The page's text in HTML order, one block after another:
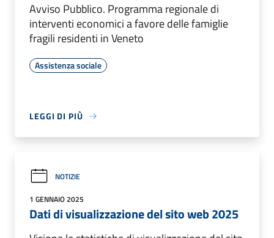
Avviso Pubblico. Programma regionale di
interventi economici a favore delle famiglie
fragili residenti in Veneto
Assistenza sociale
LEGGI DI PIÙ
NOTIZIE
1 GENNAIO 2025
Dati di visualizzazione del sito web 2025